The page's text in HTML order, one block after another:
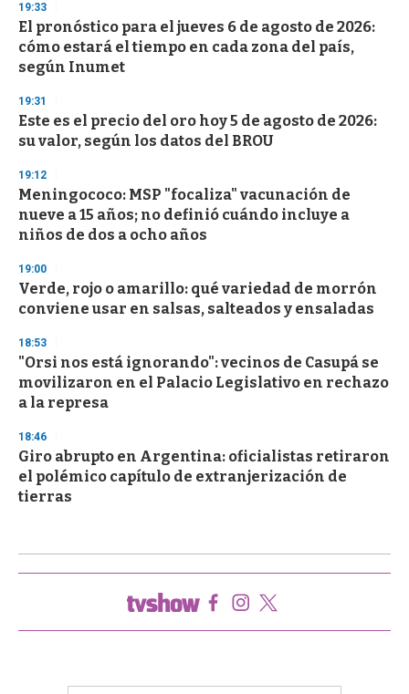
19:33
El pronóstico para el jueves 6 de agosto de 2026:
cómo estará el tiempo en cada zona del país,
según Inumet
19:31
Este es el precio del oro hoy 5 de agosto de 2026:
su valor, según los datos del BROU
19:12
Meningococo: MSP "focaliza" vacunación de
nueve a 15 años; no definió cuándo incluye a
niños de dos a ocho años
19:00
Verde, rojo o amarillo: qué variedad de morrón
conviene usar en salsas, salteados y ensaladas
18:53
"Orsi nos está ignorando": vecinos de Casupá se
movilizaron en el Palacio Legislativo en rechazo
a la represa
18:46
Giro abrupto en Argentina: oficialistas retiraron
el polémico capítulo de extranjerización de
tierras